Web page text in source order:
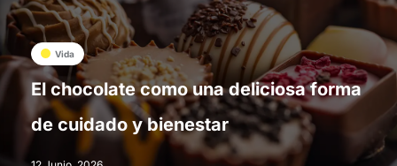
Vida
El chocolate como una deliciosa forma
de cuidado y bienestar